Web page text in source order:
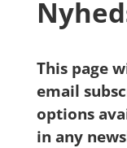
This page
email
options
in any